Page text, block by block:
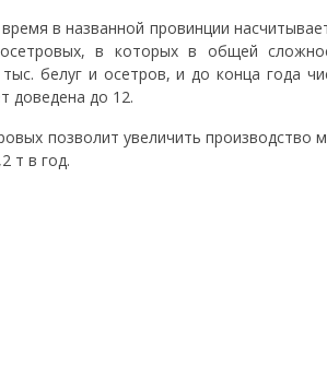
в названной провинции
в которых в общей
белуг и осетров, и до конца года
доведена до 12.
позволит увеличить производство
т в год.